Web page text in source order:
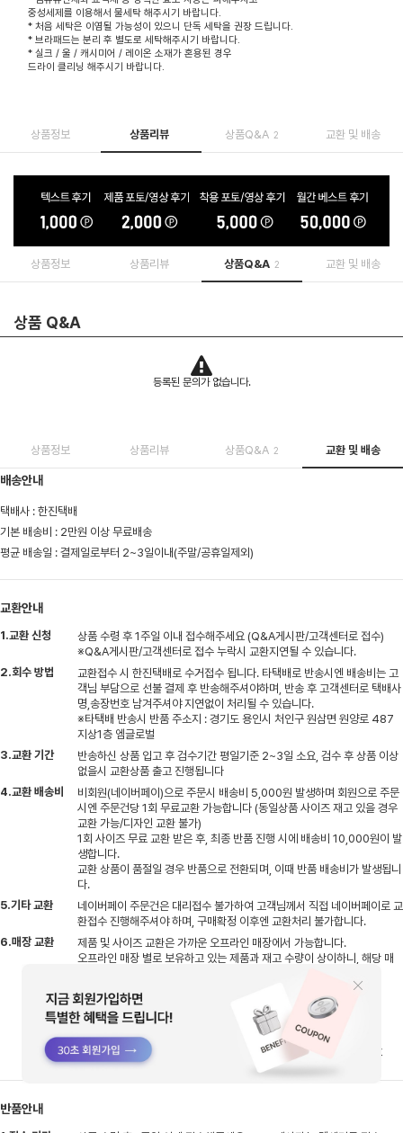
중성세제를 이용해서 물세탁 해주시기 바랍니다.
* 처음 세탁은 이염될 가능성이 있으니 단독 세탁을 권장 드립니다.
* 브라패드는 분리 후 별도로 세탁해주시기 바랍니다.
* 실크 / 울 / 캐시미어 / 레이온 소재가 혼용된 경우
드라이 클리닝 해주시기 바랍니다.
상품정보 상품리뷰 상품Q&A 2 교환 및 배송
상품정보 상품리뷰 상품Q&A 2 교환 및 배송
상품 Q&A
등록된 문의가 없습니다.
상품정보 상품리뷰 상품Q&A 2 교환 및 배송
배송안내
택배사 : 한진택배
기본 배송비 : 2만원 이상 무료배송
평균 배송일 : 결제일로부터 2~3일이내(주말/공휴일제외)
교환안내
1.교환 신청
상품 수령 후 1주일 이내 접수해주세요 (Q&A게시판/고객센터로 접수)
※Q&A게시판/고객센터로 접수 누락시 교환지연될 수 있습니다.
2.회수 방법
교환접수 시 한진택배로 수거접수 됩니다. 타택배로 반송시엔 배송비는 고
객님 부담으로 선불 결제 후 반송해주셔야하며, 반송 후 고객센터로 택배사
명,송장번호 남겨주셔야 지연없이 처리될 수 있습니다.
※타택배 반송시 반품 주소지 : 경기도 용인시 처인구 원삼면 원양로 487
지상1층 엠글로벌
3.교환 기간
반송하신 상품 입고 후 검수기간 평일기준 2~3일 소요, 검수 후 상품 이상
없을시 교환상품 출고 진행됩니다
4.교환 배송비
비회원(네이버페이)으로 주문시 배송비 5,000원 발생하며 회원으로 주문
시엔 주문건당 1회 무료교환 가능합니다 (동일상품 사이즈 재고 있을 경우
교환 가능/디자인 교환 불가)
1회 사이즈 무료 교환 받은 후, 최종 반품 진행 시에 배송비 10,000원이 발
생합니다.
교환 상품이 품절일 경우 반품으로 전환되며, 이때 반품 배송비가 발생됩니
다.
5.기타 교환
네이버페이 주문건은 대리접수 불가하여 고객님께서 직접 네이버페이로 교
환접수 진행해주셔야 하며, 구매확정 이후엔 교환처리 불가합니다.
6.매장 교환
제품 및 사이즈 교환은 가까운 오프라인 매장에서 가능합니다.
오프라인 매장 별로 보유하고 있는 제품과 재고 수량이 상이하니, 해당 매
- 아울렛, 사은품 제외
- 택 제거, 사용 흔적 있을 경우 교환 불가
- 제품 수령 후 7일, 구매 후 10일이 지나지 않은 제품만 가능
- 자사몰 결제 금액보다 낮은 금액의 상품으로 교환 시, 차액 환불 불가
반품안내